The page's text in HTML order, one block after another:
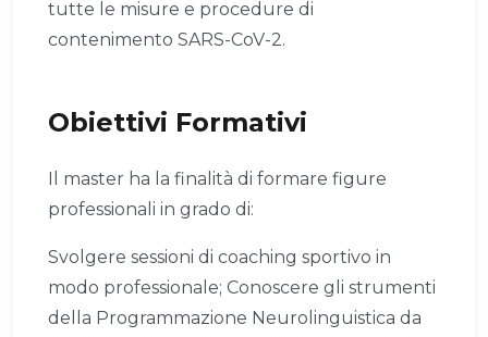
tutte le misure e procedure di
contenimento SARS-CoV-2.
Obiettivi Formativi
Il master ha la finalità di formare figure
professionali in grado di:
Svolgere sessioni di coaching sportivo in
modo professionale; Conoscere gli strumenti
della Programmazione Neurolinguistica da